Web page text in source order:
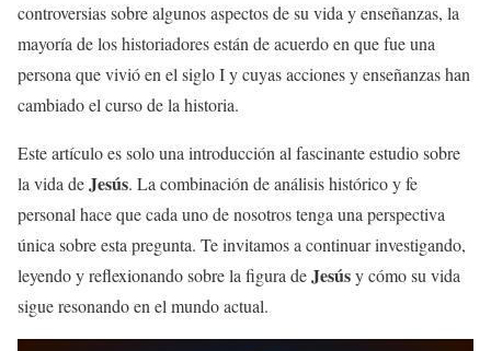
controversias sobre algunos aspectos de su vida y enseñanzas, la
mayoría de los historiadores están de acuerdo en que fue una
persona que vivió en el siglo I y cuyas acciones y enseñanzas han
cambiado el curso de la historia.
Este artículo es solo una introducción al fascinante estudio sobre
la vida deJesús. La combinación de análisis histórico y fe
personal hace que cada uno de nosotros tenga una perspectiva
única sobre esta pregunta. Te invitamos a continuar investigando,
leyendo y reflexionando sobre la figura deJesúsy cómo su vida
sigue resonando en el mundo actual.